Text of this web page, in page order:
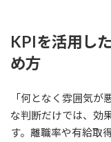
KPIを活用し
め方
「何となく雰囲気
な判断だけでは、効
す。離職率や有給取